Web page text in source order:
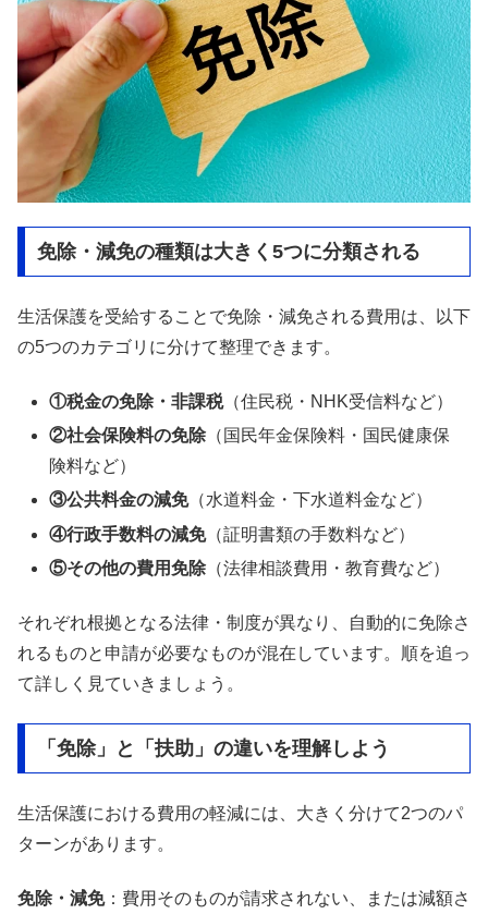
免除・減免の種類は大きく5つに分類される
生活保護を受給することで免除・減免される費用は、以下
の5つのカテゴリに分けて整理できます。
①税金の免除・非課税（住民税・NHK受信料など）
②社会保険料の免除（国民年金保険料・国民健康保
険料など）
③公共料金の減免（水道料金・下水道料金など）
④行政手数料の減免（証明書類の手数料など）
⑤その他の費用免除（法律相談費用・教育費など）
それぞれ根拠となる法律・制度が異なり、自動的に免除さ
れるものと申請が必要なものが混在しています。順を追っ
て詳しく見ていきましょう。
「免除」と「扶助」の違いを理解しよう
生活保護における費用の軽減には、大きく分けて2つのパ
ターンがあります。
免除・減免：費用そのものが請求されない、または減額さ